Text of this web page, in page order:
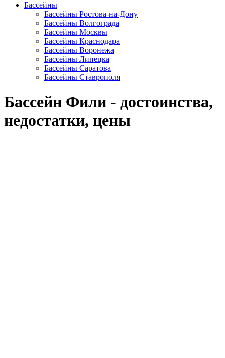
Бассейны
Бассейны Ростова-на-Дону
Бассейны Волгограда
Бассейны Москвы
Бассейны Краснодара
Бассейны Воронежа
Бассейны Липецка
Бассейны Саратова
Бассейны Ставрополя
Бассейн Фили - достоинства,
недостатки, цены